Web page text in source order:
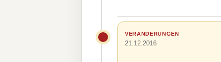
VERÄNDERUNGEN
21.12.2016